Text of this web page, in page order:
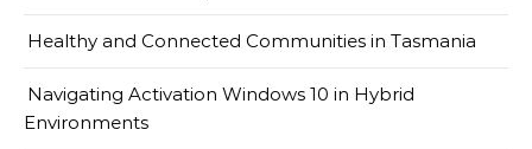
Healthy and Connected Communities in Tasmania
Navigating Activation Windows 10 in Hybrid
Environments